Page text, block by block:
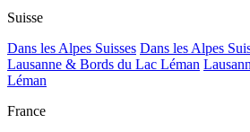
Suisse
Dans les Alpes Suisses Dans les Alpes
Lausanne & Bords du Lac Léman
Léman
France